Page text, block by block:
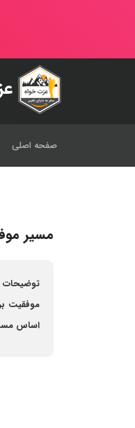
صفحه اصلی
مسیر
توضیحات
موفقیت
اساس